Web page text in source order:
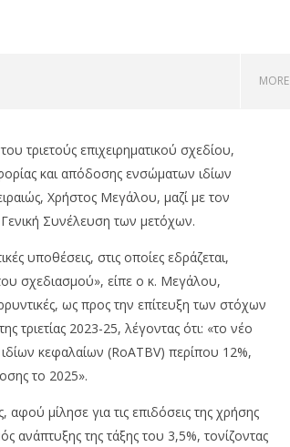
MORE
το
ΟΤΕ: Για 18η συνεχόμενη χρονιά,
στους δείκτες FTSE4Good
29/06/2023
τριετούς επιχειρηματικού σχεδίου,
και απόδοσης ενσώματων ιδίων
Χρήστος Μεγάλου, μαζί με τον
Συνέλευση των μετόχων.
υποθέσεις, στις οποίες εδράζεται,
σχεδιασμού», είπε ο κ. Μεγάλου,
ως προς την επίτευξη των στόχων
τριετίας 2023-25, λέγοντας ότι: «το νέο
κεφαλαίων (RoATBV) περίπου 12%,
το 2025».
μίλησε για τις επιδόσεις της χρήσης
ανάπτυξης της τάξης του 3,5%, τονίζοντας